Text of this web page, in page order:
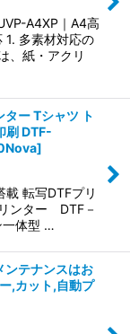
A4XP｜A4高
1. 多素材対応の
、紙・アクリ
ー Tシャツ ト
刷 DTF-
]
載 転写DTFプリ
ンター DTF－
一体型 …
ンテナンスはお
,カット,自動プ